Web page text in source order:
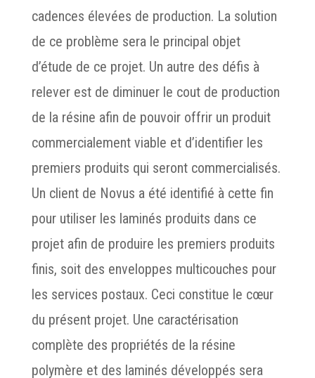
cadences élevées de production. La solution
de ce problème sera le principal objet
d’étude de ce projet. Un autre des défis à
relever est de diminuer le cout de production
de la résine afin de pouvoir offrir un produit
commercialement viable et d’identifier les
premiers produits qui seront commercialisés.
Un client de Novus a été identifié à cette fin
pour utiliser les laminés produits dans ce
projet afin de produire les premiers produits
finis, soit des enveloppes multicouches pour
les services postaux. Ceci constitue le cœur
du présent projet. Une caractérisation
complète des propriétés de la résine
polymère et des laminés développés sera